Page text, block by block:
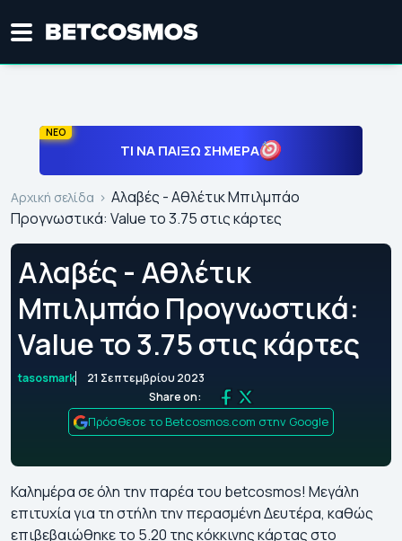
ΝΕΟ
ΤΙ ΝΑ ΠΑΊΞΩ ΣΉΜΕΡΑ
Αρχική σελίδα
Αλαβές - Αθλέτικ Μπιλμπάο
Προγνωστικά: Value το 3.75 στις κάρτες
Αλαβές - Αθλέτικ
Μπιλμπάο Προγνωστικά:
Value το 3.75 στις κάρτες
tasosmark
21 Σεπτεμβρίου 2023
Share on:
Πρόσθεσε το Betcosmos.com στην Google
Καλημέρα σε όλη την παρέα του betcosmos! Μεγάλη
επιτυχία για τη στήλη την περασμένη Δευτέρα, καθώς
επιβεβαιώθηκε το 5.20 της κόκκινης κάρτας στο